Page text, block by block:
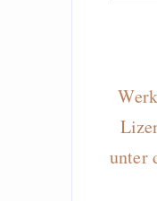
unter